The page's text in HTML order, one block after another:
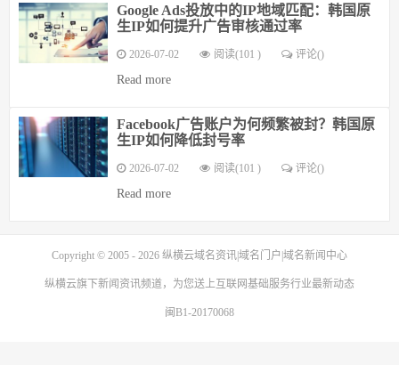
Google Ads投放中的IP地域匹配：韩国原
生IP如何提升广告审核通过率
2026-07-02 阅读(101 ) 评论()
Read more
Facebook广告账户为何频繁被封？韩国原
生IP如何降低封号率
2026-07-02 阅读(101 ) 评论()
Read more
Copyright © 2005 - 2026 纵横云域名资讯|域名门户|域名新闻中心
纵横云旗下新闻资讯频道，为您送上互联网基础服务行业最新动态
闽B1-20170068